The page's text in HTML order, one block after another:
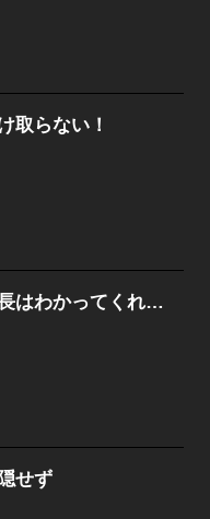
取らない！
愛しいメガネ店長はわかってくれない【描き下ろしおまけ付き特装版】
せず